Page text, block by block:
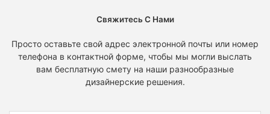
Свяжитесь С Нами
Просто оставьте свой адрес электронной почты или номер
телефона в контактной форме, чтобы мы могли выслать
вам бесплатную смету на наши разнообразные
дизайнерские решения.